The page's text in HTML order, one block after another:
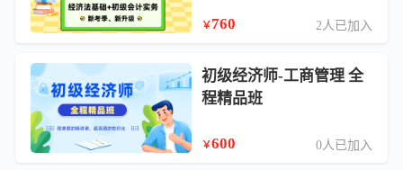
￥760 2人已加入
初级经济师-工商管理 全
程精品班
￥600 0人已加入